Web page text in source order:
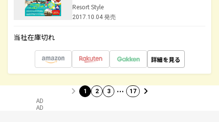
Resort Style
2017.10.04 発売
当社在庫切れ
詳細を見る
1 2 3 … 17
AD
AD